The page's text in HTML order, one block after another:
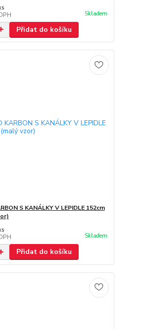
Skladem
Přidat do košíku
S KANÁLKY V LEPIDLE 152cm
Skladem
Přidat do košíku